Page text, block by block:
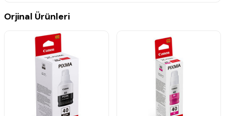
Ürün Bilgileri
Marka: Canon
Model: GI-40
Ürün Kodu:3400C001
Mavi
Ürün Tipi:
Orijinal Mürekkep Şişesi
Kullanım:
Mürekkep tanklı yazıcı sistemleri
Uyumlu Yazıcı Modelleri
Canon PIXMA G5040
Orjinal Ürünleri